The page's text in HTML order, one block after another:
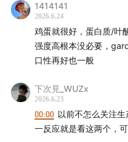
1414141
2026.6.24
鸡蛋就很好，蛋白质/叶
强度高根本没必要，
口性再好也一般
下次見_WUZx
2026.6.23
00:00 以前不怎么关注
一反应就是看这两个，